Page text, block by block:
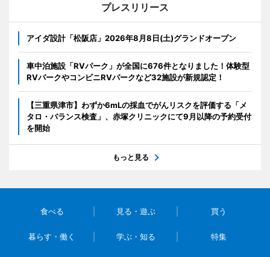
プレスリリース
アイダ設計「松阪店」2026年8月8日(土)グランドオープン
車中泊施設「RVパーク」が全国に676件となりました！体験型
RVパークやコンビニRVパークなど32施設が新規認定！
【三重県津市】わずか6mLの採血でがんリスクを評価する「メ
タロ・バランス検査」、赤塚クリニックにて9月以降の予約受付
を開始
もっと見る
食べる 見る・遊ぶ 買う
暮らす・働く 学ぶ・知る 特集